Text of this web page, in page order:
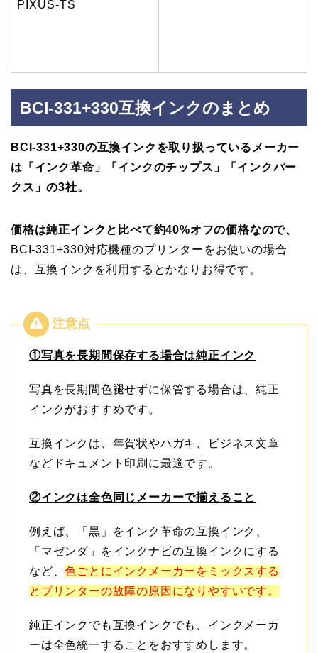
PIXUS-TS
BCI-331+330互換インクのまとめ
BCI-331+330の互換インクを取り扱っているメーカー
は
「インク革命」「インクのチップス」「インクパー
クス」の3社。
価格は純正インクと比べて約40%オフの価格なので、
BCI-331+330対応機種のプリンターをお使いの場合
は、互換インクを利用するとかなりお得です。
①写真を長期間保存する場合は純正インク
写真を長期間色褪せずに保管する場合は、純正
インクがおすすめです。
互換インクは、年賀状やハガキ、ビジネス文章
などドキュメント印刷に最適です。
②インクは全色同じメーカーで揃えること
例えば、「黒」をインク革命の互換インク、
「マゼンダ」をインクナビの互換インクにする
など、色ごとにインクメーカーをミックスする
とプリンターの故障の原因になりやすいです。
純正インクでも互換インクでも、インクメーカ
ーは全色統一することをおすすめします。